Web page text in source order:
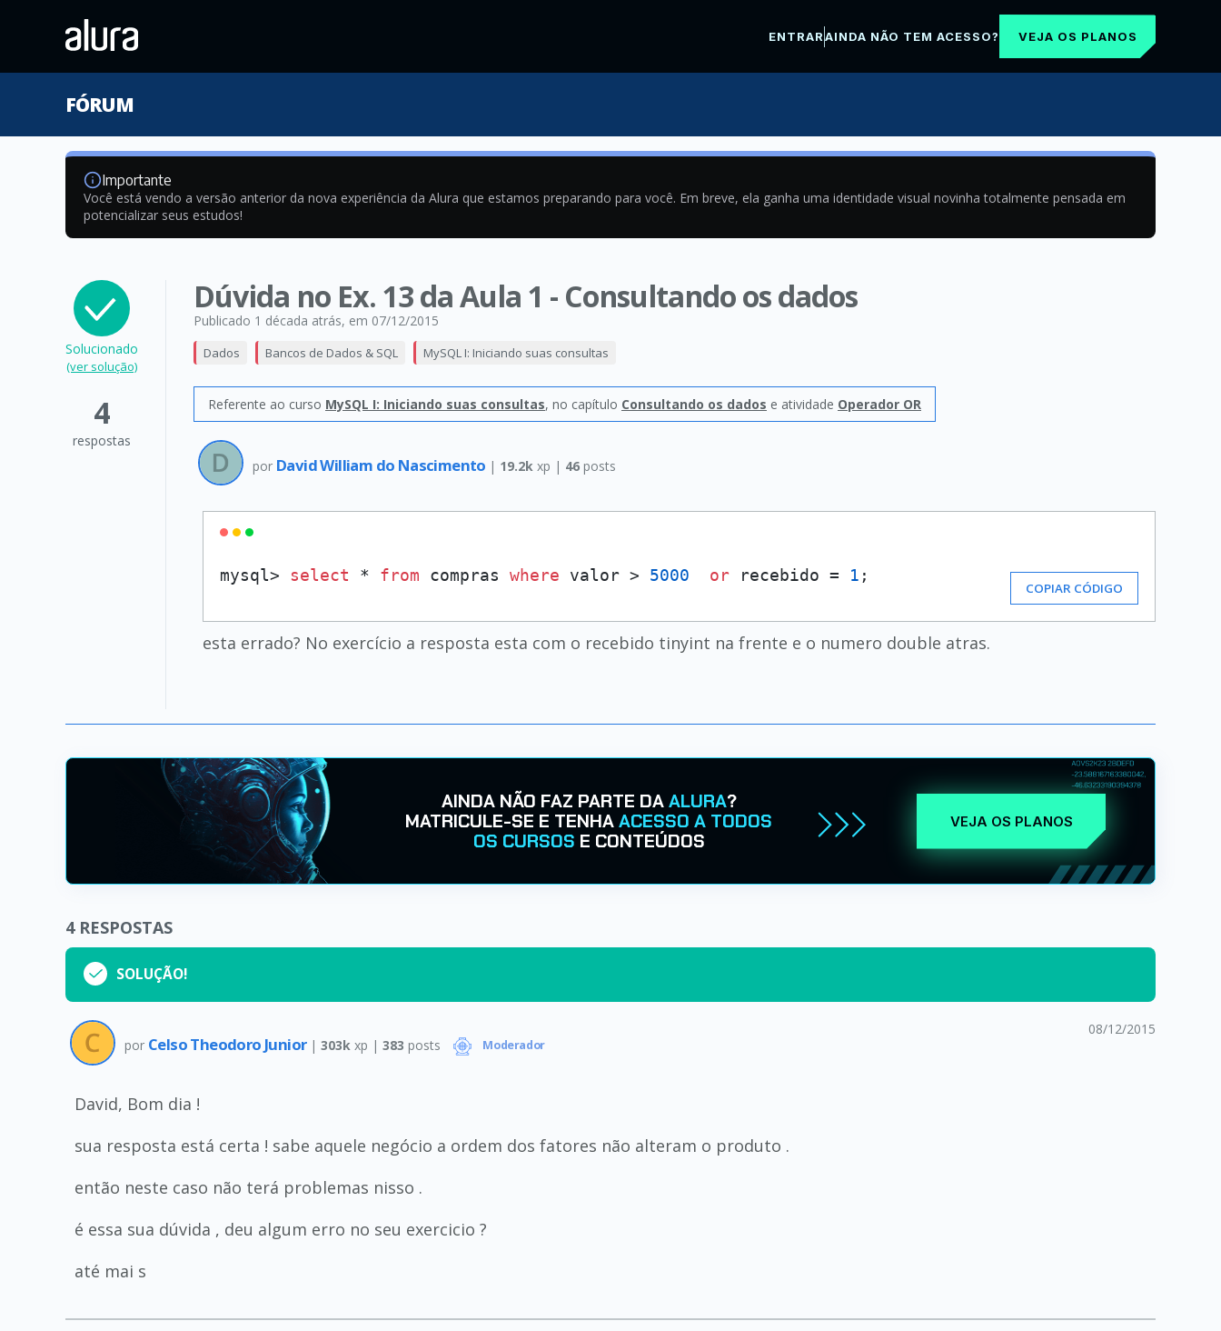
ENTRARAINDA NÃO TEM ACESSO? VEJA OS PLANOS
FÓRUM
Importante
Você está vendo a versão anterior da nova experiência da Alura que estamos preparando para você. Em breve, ela ganha uma identidade visual novinha totalmente pensada em
potencializar seus estudos!
Solucionado
(ver solução)
4
respostas
Dúvida no Ex. 13 da Aula 1 - Consultando os dados
Publicado 1 década atrás, em 07/12/2015
Dados Bancos de Dados & SQL MySQL I: Iniciando suas consultas
Referente ao curso MySQL I: Iniciando suas consultas, no capítulo Consultando os dados e atividade Operador OR
por David William do Nascimento | 19.2k xp | 46 posts
mysql> select * from compras where valor > 5000 or recebido = 1 ;
COPIAR CÓDIGO
esta errado? No exercício a resposta esta com o recebido tinyint na frente e o numero double atras.
AINDA NÃO FAZ PARTE DAALURA?
MATRICULE-SE E TENHAACESSO A TODOS
OS CURSOS E CONTEÚDOS
VEJA OS PLANOS
4 RESPOSTAS
SOLUÇÃO!
por Celso Theodoro Junior | 303k xp | 383 posts Moderador
08/12/2015
David, Bom dia !
sua resposta está certa ! sabe aquele negócio a ordem dos fatores não alteram o produto .
então neste caso não terá problemas nisso .
é essa sua dúvida , deu algum erro no seu exercicio ?
até mai s